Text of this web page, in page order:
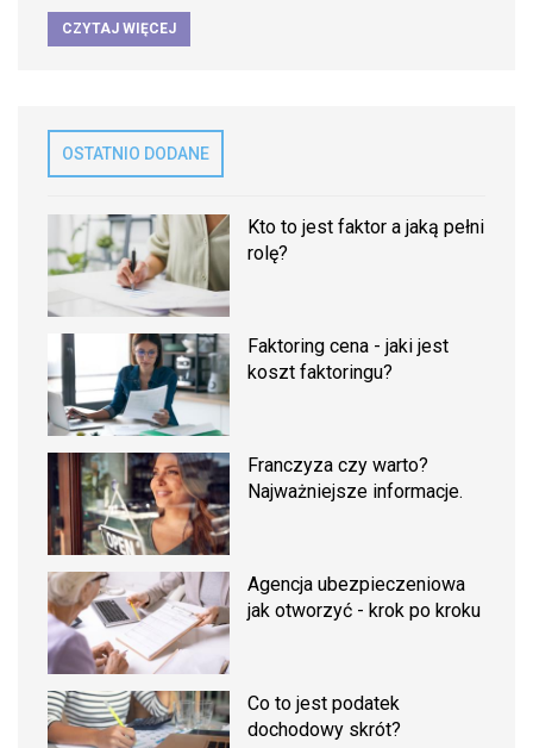
CZYTAJ WIĘCEJ
OSTATNIO DODANE
Kto to jest faktor a jaką pełni
rolę?
Faktoring cena - jaki jest
koszt faktoringu?
Franczyza czy warto?
Najważniejsze informacje.
Agencja ubezpieczeniowa
jak otworzyć - krok po kroku
Co to jest podatek
dochodowy skrót?